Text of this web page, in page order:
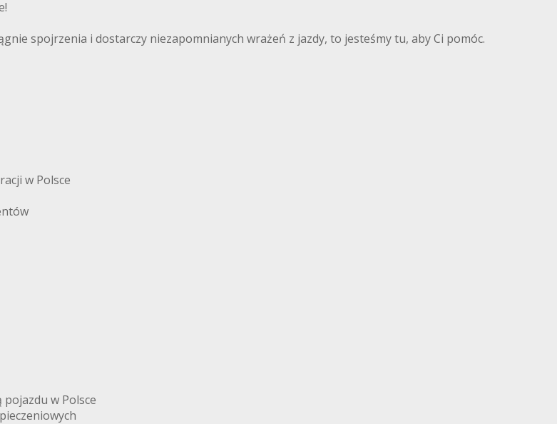
spojrzenia i dostarczy niezapomnianych wrażeń z jazdy, to jesteśmy tu, aby Ci pomóc.
w Polsce
w Polsce